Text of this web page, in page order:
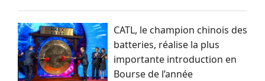
supplémentaires pour les antennes
CATL, le champion chinois des
batteries, réalise la plus
importante introduction en
Bourse de l’année